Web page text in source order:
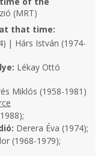
(MRT)
that time:
| Hárs István (1974-
Lékay Ottó
Miklós (1958-1981)
Derera Éva (1974);
(1968-1979);